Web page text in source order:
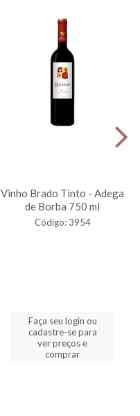
Vinho Brado Tinto - Adega
de Borba 750 ml
Código: 3954
Faça seu login ou
cadastre-se para
ver preços e
comprar